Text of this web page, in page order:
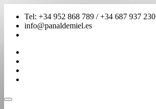
contenido
Tel: +34 952 868 789 / +34 687 937 230
info@panaldemiel.es
Menú